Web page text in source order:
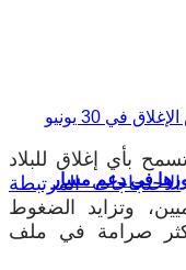
في دعم مسار
في 30 يونيو
بأي إغلاق للبلاد
الاحتجاجات المرتبطة
وتزايد الضغوط
أكثر صرامة في ملف